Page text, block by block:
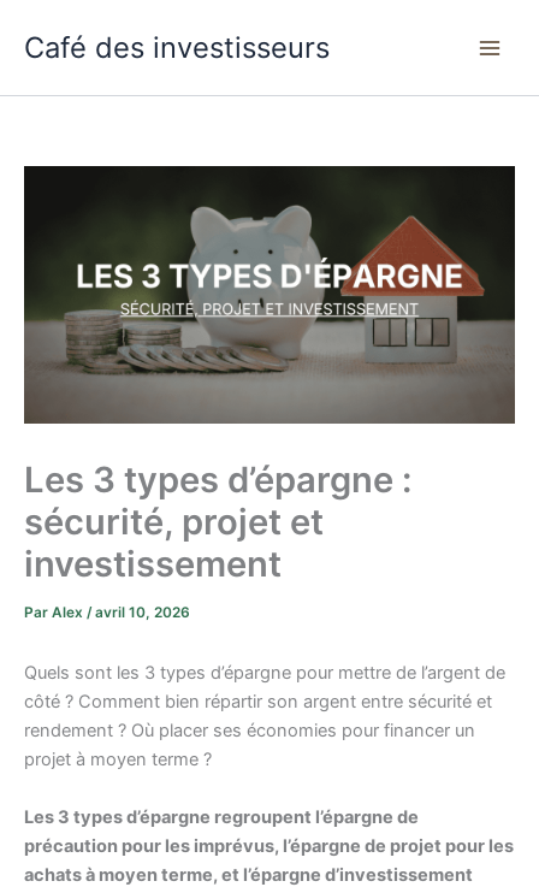
Café des investisseurs
Les 3 types d’épargne :
sécurité, projet et
investissement
Par Alex /avril 10, 2026
Quels sont les 3 types d’épargne pour mettre de l’argent de
côté ? Comment bien répartir son argent entre sécurité et
rendement ? Où placer ses économies pour financer un
projet à moyen terme ?
Les 3 types d’épargne regroupent l’épargne de
précaution pour les imprévus, l’épargne de projet pour les
achats à moyen terme, et l’épargne d’investissement